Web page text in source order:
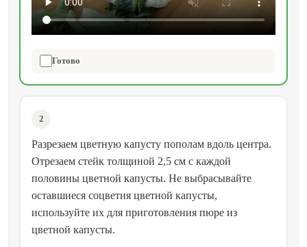
Готово
2
Разрезаем цветную капусту пополам вдоль центра.
Отрезаем стейк толщиной 2,5 см с каждой
половины цветной капусты. Не выбрасывайте
оставшиеся соцветия цветной капусты,
используйте их для приготовления пюре из
цветной капусты.